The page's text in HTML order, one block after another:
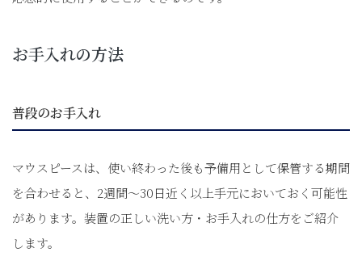
お手入れの方法
普段のお手入れ
マウスピースは、使い終わった後も予備用として保管する期間
を合わせると、2週間～30日近く以上手元においておく可能性
があります。装置の正しい洗い方・お手入れの仕方をご紹介
します。